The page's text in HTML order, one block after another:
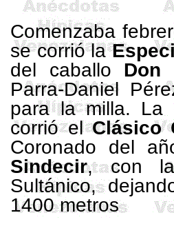
Comenzaba
se corrió la
del caballo Don
Parra-Daniel
para la milla. La
corrió elClásico
Coronado del
Sindecir, con la
Sultánico,
1400 metros